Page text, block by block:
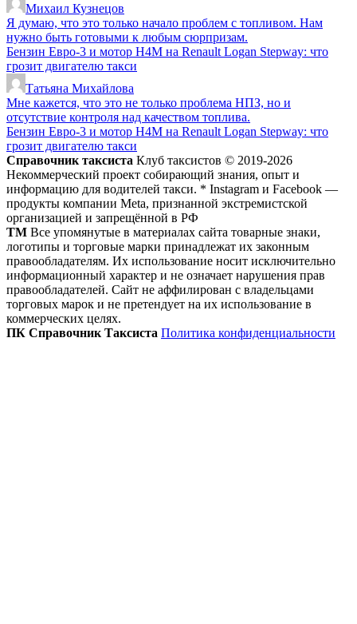
Михаил Кузнецов
Я думаю, что это только начало проблем с топливом. Нам
нужно быть готовыми к любым сюрпризам.
Бензин Евро-3 и мотор H4M на Renault Logan Stepway: что
грозит двигателю такси
Татьяна Михайлова
Мне кажется, что это не только проблема НПЗ, но и
отсутствие контроля над качеством топлива.
Бензин Евро-3 и мотор H4M на Renault Logan Stepway: что
грозит двигателю такси
Справочник таксиста Клуб таксистов © 2019-2026
Некоммерческий проект собирающий знания, опыт и
информацию для водителей такси. * Instagram и Facebook —
продукты компании Meta, признанной экстремистской
организацией и запрещённой в РФ
ТМ Все упомянутые в материалах сайта товарные знаки,
логотипы и торговые марки принадлежат их законным
правообладателям. Их использование носит исключительно
информационный характер и не означает нарушения прав
правообладателей. Сайт не аффилирован с владельцами
торговых марок и не претендует на их использование в
коммерческих целях.
ПК Справочник Таксиста Политика конфиденциальности